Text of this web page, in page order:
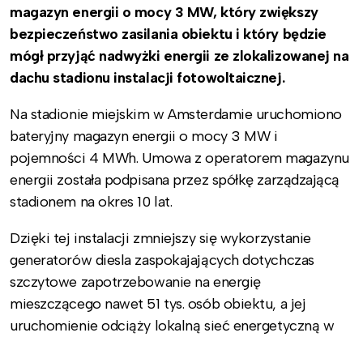
magazyn energii o mocy 3 MW, który zwiększy
bezpieczeństwo zasilania obiektu i który będzie
mógł przyjąć nadwyżki energii ze zlokalizowanej na
dachu stadionu instalacji fotowoltaicznej.
Na stadionie miejskim w Amsterdamie uruchomiono
bateryjny magazyn energii o mocy 3 MW i
pojemności 4 MWh. Umowa z operatorem magazynu
energii została podpisana przez spółkę zarządzającą
stadionem na okres 10 lat.
Dzięki tej instalacji zmniejszy się wykorzystanie
generatorów diesla zaspokajających dotychczas
szczytowe zapotrzebowanie na energię
mieszczącego nawet 51 tys. osób obiektu, a jej
uruchomienie odciąży lokalną sieć energetyczną w